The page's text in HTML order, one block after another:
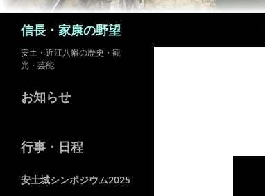
信長・家康の野望
安土・近江八幡の歴史・観
光・芸能
お知らせ
行事・日程
安土城シンポジウム2025